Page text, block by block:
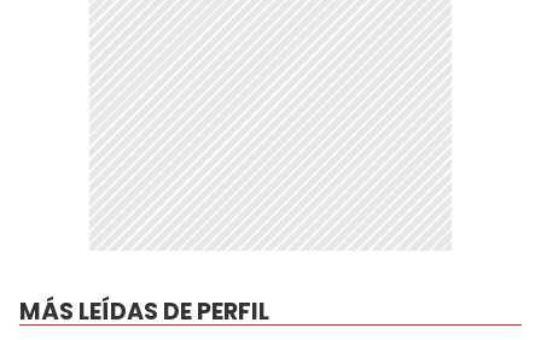
MÁS LEÍDAS DE PERFIL